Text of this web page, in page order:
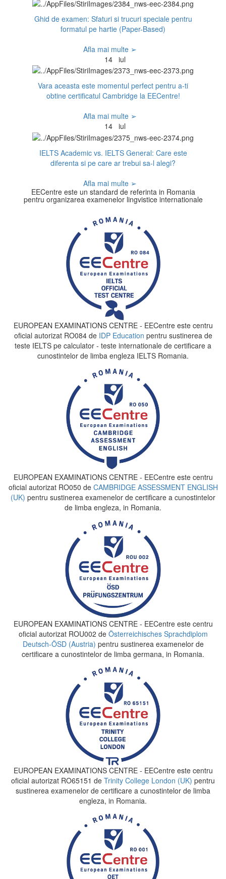
Ghid de examen: Sfaturi si trucuri speciale pentru
formatul pe hartie (Paper-Based)
Afla mai multe ➢
14 iul
Vara aceasta este momentul perfect pentru a-ti
obtine certificatul Cambridge la EECentre!
Afla mai multe ➢
14 iul
IELTS Academic vs. IELTS General: Care este
diferenta si pe care ar trebui sa-l alegi?
Afla mai multe ➢
EECentre este un standard de referinta in Romania
pentru organizarea examenelor lingvistice internationale
EUROPEAN EXAMINATIONS CENTRE - EECentre este centru
oficial autorizat RO084 de IDP Education pentru sustinerea de
teste IELTS pe calculator - teste internationale de certificare a
cunostintelor de limba engleza IELTS Romania.
EUROPEAN EXAMINATIONS CENTRE - EECentre este centru
oficial autorizat RO050 de CAMBRIDGE ASSESSMENT ENGLISH
(UK) pentru sustinerea examenelor de certificare a cunostintelor
de limba engleza, in Romania.
EUROPEAN EXAMINATIONS CENTRE - EECentre este centru
oficial autorizat ROU002 deÖsterreichisches Sprachdiplom
Deutsch-ÖSD (Austria) pentru sustinerea examenelor de
certificare a cunostintelor de limba germana, in Romania.
EUROPEAN EXAMINATIONS CENTRE - EECentre este centru
oficial autorizat RO65151 de Trinity College London (UK) pentru
sustinerea examenelor de certificare a cunostintelor de limba
engleza, in Romania.